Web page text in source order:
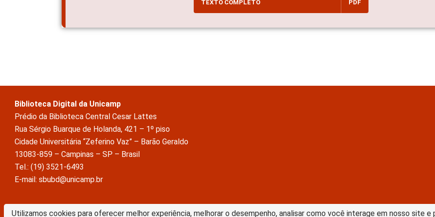
Utilizamos cookies para oferecer melhor experiência, melhorar o desempenho, analisar como você interage em nosso site
TEXTO COMPLETO PDF
Biblioteca Digital da Unicamp
Prédio da Biblioteca Central Cesar Lattes
Rua Sérgio Buarque de Holanda, 421 – 1º piso
Cidade Universitária “Zeferino Vaz” – Barão Geraldo
13083-859 – Campinas – SP – Brasil
Tel.: (19) 3521-6493
E-mail: sbubd@unicamp.br
A Biblioteca Digital da Unicamp está licenciado com uma Licença Creative Commons –